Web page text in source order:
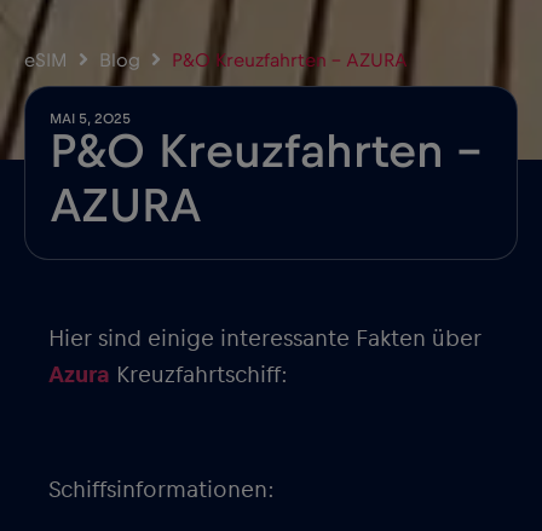
eSIM Blog P&O Kreuzfahrten – AZURA
MAI 5, 2025
P&O Kreuzfahrten –
AZURA
Hier sind einige interessante Fakten über
Azura Kreuzfahrtschiff:
Schiffsinformationen: